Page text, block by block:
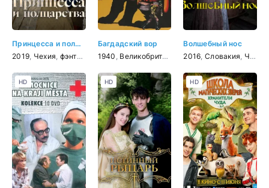
Принцесса и полцарства
2019 Чехия фэнтези комедия,семейный
Багдадский вор
1940 Великобритания США ,фэнтези,
Волшебный нос
2016 Словакия Чехия
HD HD HD